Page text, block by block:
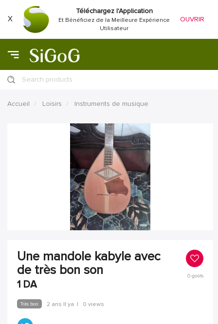
X
Téléchargez l'Application
Et Bénéficiez de la Meilleure Expérience
Utilisateur
OUVRIR
Search products
Accueil Loisirs Instruments de musique
Une mandole kabyle avec
de très bon son
1 DA
0goûts
Très bon 2 ans Il ya | 0 views